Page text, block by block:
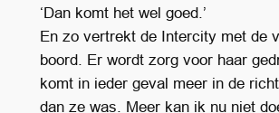
‘Dan komt het wel goed.’
En zo vertrekt de Intercity met de
boord. Er wordt zorg voor haar
komt in ieder geval meer in de
dan ze was. Meer kan ik nu niet